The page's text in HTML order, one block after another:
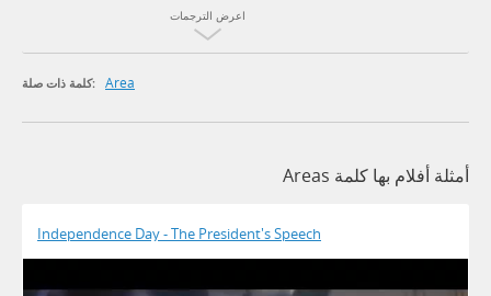
اعرض الترجمات
كلمة ذات صلة: Area
أمثلة أفلام بها كلمة Areas
Independence Day - The President's Speech